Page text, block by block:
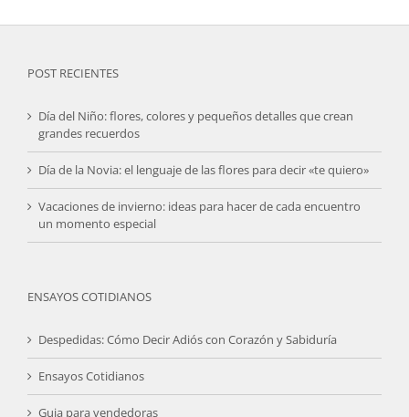
POST RECIENTES
Día del Niño: flores, colores y pequeños detalles que crean
grandes recuerdos
Día de la Novia: el lenguaje de las flores para decir «te quiero»
Vacaciones de invierno: ideas para hacer de cada encuentro
un momento especial
ENSAYOS COTIDIANOS
Despedidas: Cómo Decir Adiós con Corazón y Sabiduría
Ensayos Cotidianos
Guia para vendedoras